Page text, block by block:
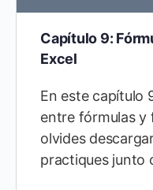
Capítulo 9:
Excel
En este capítulo
entre fórmulas y
olvides
practiques junto